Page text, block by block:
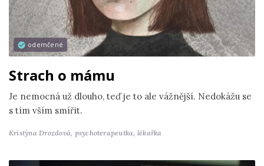
odemčené
Strach o mámu
Je nemocná už dlouho, teď je to ale vážnější. Nedokážu se
s tím vším smířit.
Kristýna Drozdová, psychoterapeutka, lékařka